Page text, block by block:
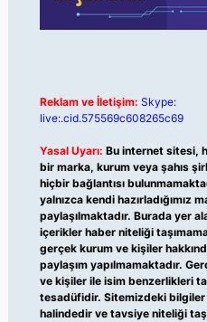
Reklam ve İletişim: Skype:
live:.cid.575569c608265c69
Yasal Uyarı: Bu internet sitesi,
bir marka, kurum veya şahıs
hiçbir bağlantısı
yalnızca kendi hazırladığımız
paylaşılmaktadır. Burada yer
içerikler haber niteliği
gerçek kurum ve kişiler
paylaşım yapılmamaktadır.
ve kişiler ile isim benzerlikleri
tesadüfidir. Sitemizdeki
halindedir ve tavsiye niteliği